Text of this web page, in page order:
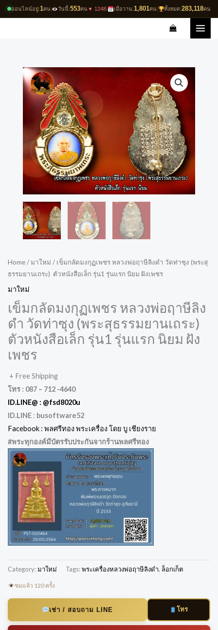
ออนไลน์อยู่:1คน| วันนี้:553คน▼ 1248| เมื่อวาน:1,801คน| ทั้งหมด:283,118คน
Skip
to
Home/ มาใหม่ / เข็มกลัดมงกุฏเพชร หลวงพ่อฤาษีลิงดำ วัดท่าซุง (พระสุ
ธรรมยานเถระ) ตัวหนังสือเล็ก รุ่น1 รุ่นแรก นิยม ฝังเพชร
มาใหม่
เข็มกลัดมงกุฏเพชร หลวงพ่อฤาษีลิง
ดำ วัดท่าซุง (พระสุธรรมยานเถระ)
ตัวหนังสือเล็ก รุ่น1 รุ่นแรก นิยม ฝัง
เพชร
+ Free Shipping
โทร : 087 – 712 -4640
ID.LINE@ : @fsd8020u
ID.LINE : busoftware52
Facebook : พลศรีทอง พระเครื่อง โดย บู เชียงราย
#พระทุกองค์มีบัตรรับประกันจากร้านพลศรีทอง
Category:มาใหม่ Tags:พระเครื่องหลวงพ่อฤาษีลิงดำ, ล็อกเก็ต
ชมแล้ว 120 ครั้ง
เช่า / สอบถาม LINE โทร